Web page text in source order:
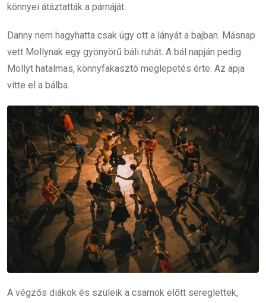
könnyei átáztatták a párnáját.
Danny nem hagyhatta csak úgy ott a lányát a bajban. Másnap
vett Mollynak egy gyönyörű báli ruhát. A bál napján pedig
Mollyt hatalmas, könnyfakasztó meglepetés érte. Az apja
vitte el a bálba.
A végzős diákok és szüleik a csarnok előtt sereglettek,